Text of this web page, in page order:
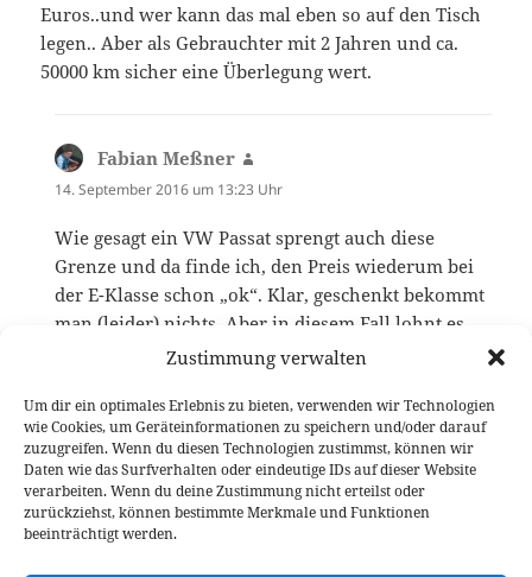
Zustimmung verwalten
Um dir ein optimales Erlebnis zu bieten, verwenden wir Technologien
wie Cookies, um Geräteinformationen zu speichern und/oder darauf
zuzugreifen. Wenn du diesen Technologien zustimmst, können wir
Daten wie das Surfverhalten oder eindeutige IDs auf dieser Website
verarbeiten. Wenn du deine Zustimmung nicht erteilst oder
zurückziehst, können bestimmte Merkmale und Funktionen
beeinträchtigt werden.
Euros..und wer kann das mal eben so auf den Tisch
legen.. Aber als Gebrauchter mit 2 Jahren und ca.
50000 km sicher eine Überlegung wert.
Fabian Meßner
14. September 2016 um 13:23 Uhr
Wie gesagt ein VW Passat sprengt auch diese
Grenze und da finde ich, den Preis wiederum bei
der E-Klasse schon „ok“. Klar, geschenkt bekommt
man (leider) nichts. Aber in diesem Fall lohnt es
sich auch. Zumindest auch darauf bezogen, dass
Die Kommentare sind geschlossen.
Beitragsnavigation